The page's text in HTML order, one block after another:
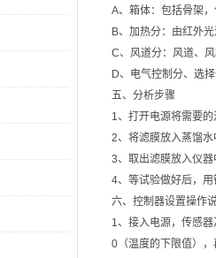
A、箱体：包括骨架
B、加热分：由红外
C、风道分：风道、
D、电气控制分、选
五、分析步骤
1、打开电源将需要
2、将滤膜放入蒸馏
3、取出滤膜放入仪
4、等试验做好后，
六、控制器设置操作
1、接入电源，传感
0（温度的下限值）